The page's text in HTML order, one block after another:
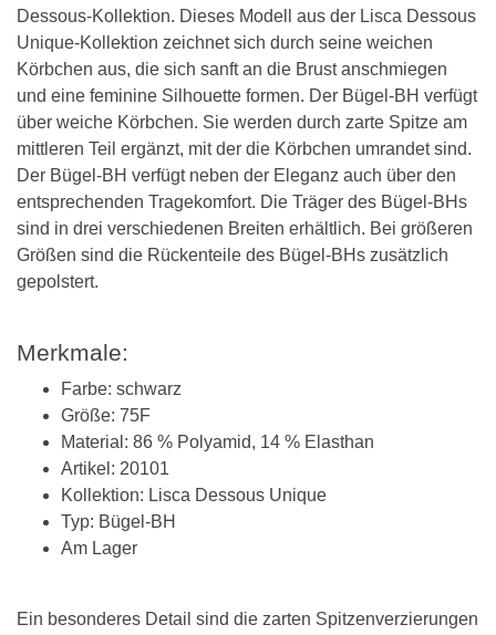
Dessous-Kollektion. Dieses Modell aus der Lisca Dessous
Unique-Kollektion zeichnet sich durch seine weichen
Körbchen aus, die sich sanft an die Brust anschmiegen
und eine feminine Silhouette formen. Der Bügel-BH verfügt
über weiche Körbchen. Sie werden durch zarte Spitze am
mittleren Teil ergänzt, mit der die Körbchen umrandet sind.
Der Bügel-BH verfügt neben der Eleganz auch über den
entsprechenden Tragekomfort. Die Träger des Bügel-BHs
sind in drei verschiedenen Breiten erhältlich. Bei größeren
Größen sind die Rückenteile des Bügel-BHs zusätzlich
gepolstert.
Merkmale:
Farbe: schwarz
Größe: 75F
Material: 86 % Polyamid, 14 % Elasthan
Artikel: 20101
Kollektion: Lisca Dessous Unique
Typ: Bügel-BH
Am Lager
Ein besonderes Detail sind die zarten Spitzenverzierungen